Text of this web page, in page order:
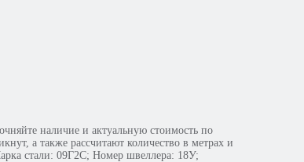
наличие и актуальную стоимость по
а также рассчитают количество в метрах и
стали: 09Г2С; Номер швеллера: 18У;